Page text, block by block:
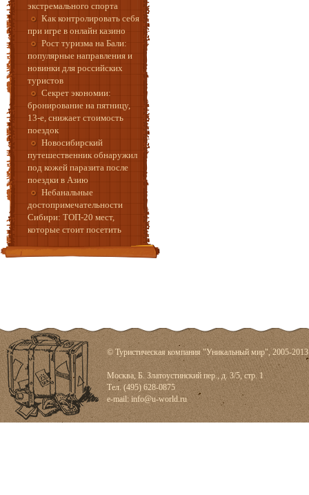
экстремального спорта
Как контролировать себя
при игре в онлайн казино
Рост туризма на Бали:
популярные направления и
новинки для российских
туристов
Секрет экономии:
бронирование на пятницу,
13-е, снижает стоимость
поездок
Новосибирский
путешественник обнаружил
под кожей паразита после
поездки в Азию
Небанальные
достопримечательности
Сибири: ТОП-20 мест,
которые стоит посетить
© Туристическая компания "Уникальный мир", 2005-2013
Москва, Б. Златоустинский пер., д. 3/5, стр. 1
Тел. (495) 628-0875
e-mail: info@u-world.ru